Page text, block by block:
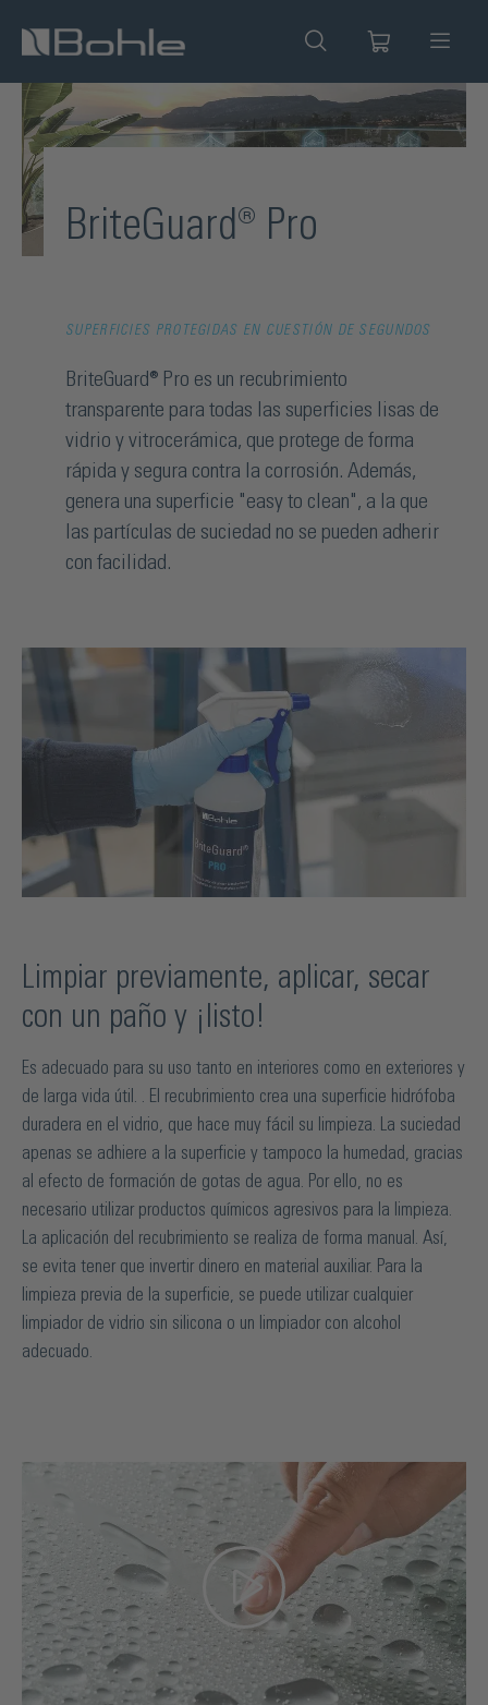
principal
BriteGuard® Pro
SUPERFICIES PROTEGIDAS EN CUESTIÓN DE SEGUNDOS
BriteGuard® Pro es un recubrimiento
transparente para todas las superficies lisas de
vidrio y vitrocerámica, que protege de forma
rápida y segura contra la corrosión. Además,
genera una superficie "easy to clean", a la que
las partículas de suciedad no se pueden adherir
con facilidad.
Limpiar previamente, aplicar, secar
con un paño y ¡listo!
Es adecuado para su uso tanto en interiores como en exteriores y
de larga vida útil. . El recubrimiento crea una superficie hidrófoba
duradera en el vidrio, que hace muy fácil su limpieza. La suciedad
apenas se adhiere a la superficie y tampoco la humedad, gracias
al efecto de formación de gotas de agua. Por ello, no es
necesario utilizar productos químicos agresivos para la limpieza.
La aplicación del recubrimiento se realiza de forma manual. Así,
se evita tener que invertir dinero en material auxiliar. Para la
limpieza previa de la superficie, se puede utilizar cualquier
limpiador de vidrio sin silicona o un limpiador con alcohol
adecuado.